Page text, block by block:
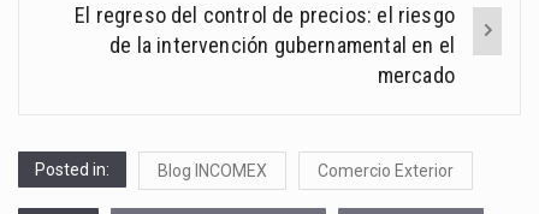
El regreso del control de precios: el riesgo
de la intervención gubernamental en el
mercado
Posted in: Blog INCOMEX Comercio Exterior